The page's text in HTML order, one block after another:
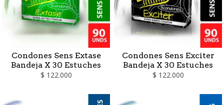
Condones Sens Extase
Bandeja X 30 Estuches
$ 122.000
Condones Sens Exciter
Bandeja X 30 Estuches
$ 122.000